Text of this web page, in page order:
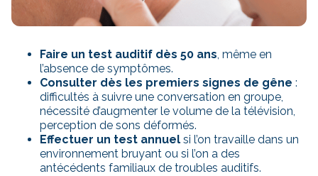
Faire un test auditif dès 50 ans, même en
l’absence de symptômes.
Consulter dès les premiers signes de gêne :
difficultés à suivre une conversation en groupe,
nécessité d’augmenter le volume de la télévision,
perception de sons déformés.
Effectuer un test annuel si l’on travaille dans un
environnement bruyant ou si l’on a des
antécédents familiaux de troubles auditifs.